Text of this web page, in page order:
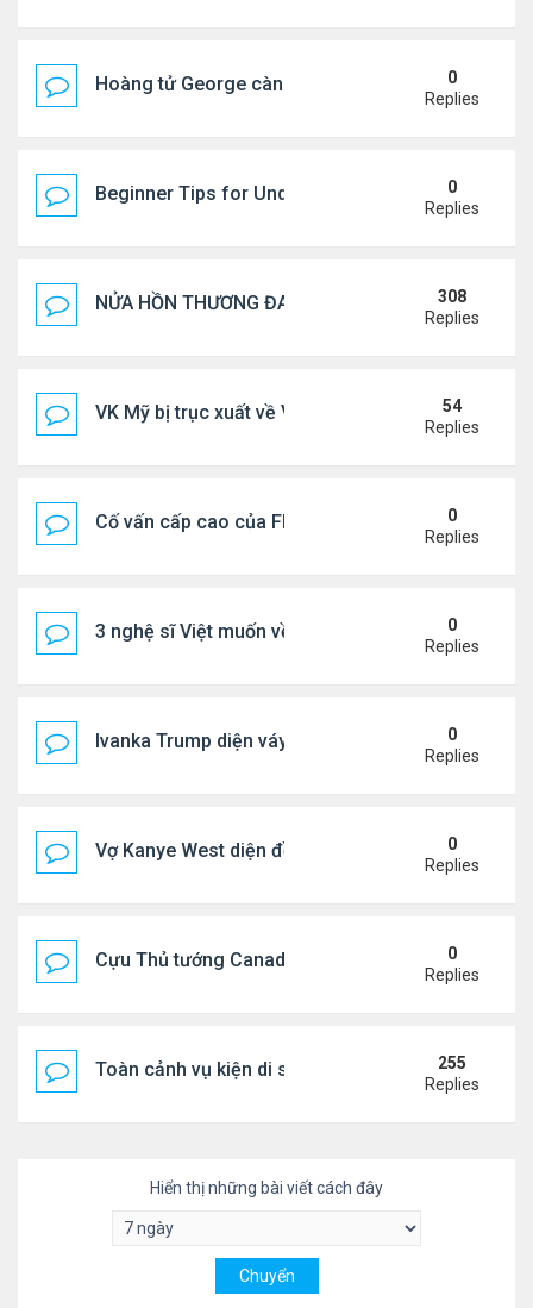
Hoàng tử George càng lớn càng điển trai0
Replies
Beginner Tips for Understanding Diablo 4 Items
0
Replies
NỬA HỒN THƯƠNG ĐAU..
308
Replies
VK Mỹ bị trục xuất về VN sống ra sao
54
Replies
Cố vấn cấp cao của FIFA từ chức để phán đối
0
Replies
3 nghệ sĩ Việt muốn về VN nhưng số phận an bài
0
Replies
Ivanka Trump diện váy hở eo táo bạo, khoe vòng
0
Replies
Vợ Kanye West diện đồ xẻ bạo, dự tiệc ở đảo Ibiza
0
Replies
Cựu Thủ tướng Canada đắm đuối khóa môi Katy
0
Replies
Toàn cảnh vụ kiện di sản CNS VŨ LINH
255
Replies
Hiển thị những bài viết cách đây